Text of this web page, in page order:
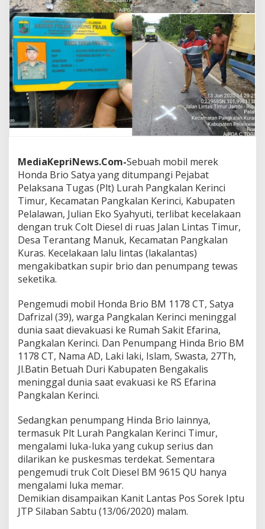
a
B
r
i
o
d
a
n
C
o
t
e
s
e
D
i
J
a
l
i
n
D
e
s
a
T
r
a
n
g
M
a
n
u
k
2
T
e
MediaKepriNews.Com-Sebuah mobil merek
Honda Brio Satya yang ditumpangi Pejabat
Pelaksana Tugas (Plt) Lurah Pangkalan Kerinci
Timur, Kecamatan Pangkalan Kerinci, Kabupaten
Pelalawan, Julian Eko Syahyuti, terlibat kecelakaan
dengan truk Colt Diesel di ruas Jalan Lintas Timur,
Desa Terantang Manuk, Kecamatan Pangkalan
Kuras. Kecelakaan lalu lintas (lakalantas)
mengakibatkan supir brio dan penumpang tewas
seketika.
Pengemudi mobil Honda Brio BM 1178 CT, Satya
Dafrizal (39), warga Pangkalan Kerinci meninggal
dunia saat dievakuasi ke Rumah Sakit Efarina,
Pangkalan Kerinci. Dan Penumpang Hinda Brio BM
1178 CT, Nama AD, Laki laki, Islam, Swasta, 27Th,
Jl.Batin Betuah Duri Kabupaten Bengakalis
meninggal dunia saat evakuasi ke RS Efarina
Pangkalan Kerinci.
Sedangkan penumpang Hinda Brio lainnya,
termasuk Plt Lurah Pangkalan Kerinci Timur,
mengalami luka-luka yang cukup serius dan
dilarikan ke puskesmas terdekat. Sementara
pengemudi truk Colt Diesel BM 9615 QU hanya
mengalami luka memar.
Demikian disampaikan Kanit Lantas Pos Sorek Iptu
JTP Silaban Sabtu (13/06/2020) malam.